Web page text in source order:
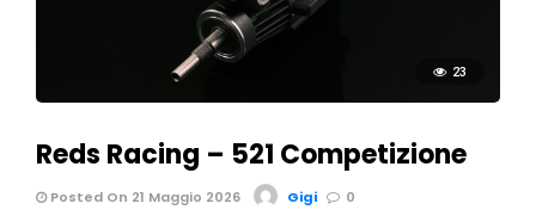
23
Reds Racing – 521 Competizione
Posted On 21 Maggio 2026 Gigi 0